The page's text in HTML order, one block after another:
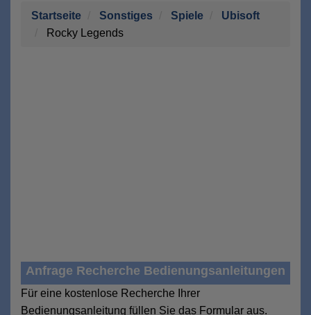
Startseite Sonstiges Spiele
Ubisoft
Rocky Legends
Anfrage Recherche Bedienungsanleitungen
Für eine kostenlose Recherche Ihrer
Bedienungsanleitung füllen Sie das Formular aus.